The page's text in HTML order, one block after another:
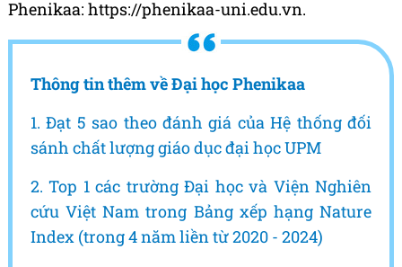
Phenikaa: https://phenikaa-uni.edu.vn.
Thông tin thêm về Đại học Phenikaa
1. Đạt 5 sao theo đánh giá của Hệ thống đối
sánh chất lượng giáo dục đại học UPM
2. Top 1 các trường Đại học và Viện Nghiên
cứu Việt Nam trong Bảng xếp hạng Nature
Index (trong 4 năm liền từ 2020 - 2024)